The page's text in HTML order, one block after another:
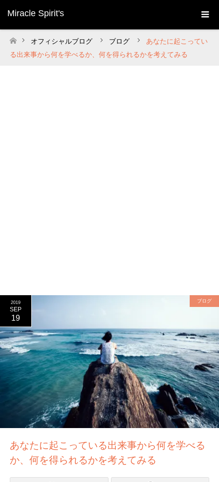
Miracle Spirit's
ホーム
オフィシャルブログ ブログ
あなたに起こってい
る出来事から何を学べるか、何を得られるかを考えてみる
2019
SEP
19
ブログ
あなたに起こっている出来事から何を学べる
か、何を得られるかを考えてみる